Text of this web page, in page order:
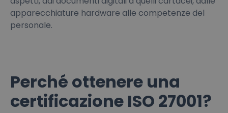
apparecchiature hardware alle competenze del
personale.
Perché ottenere una
certificazione ISO 27001?